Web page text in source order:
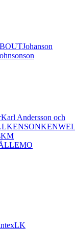
Johanson
Karl Andersson och
KENSON
KM
LK